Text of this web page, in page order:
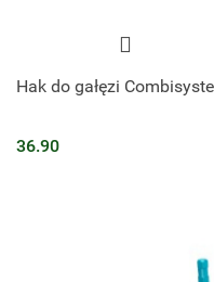
Hak do gałęzi
36.90